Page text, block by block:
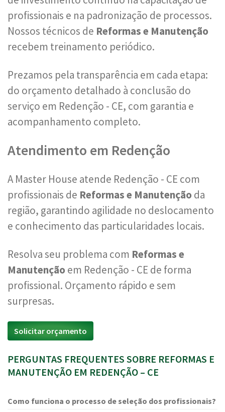
profissionais e na padronização de processos.
Nossos técnicos de Reformas e Manutenção
recebem treinamento periódico.
Prezamos pela transparência em cada etapa:
do orçamento detalhado à conclusão do
serviço em Redenção - CE, com garantia e
acompanhamento completo.
Atendimento em Redenção
A Master House atende Redenção - CE com
profissionais de Reformas e Manutenção da
região, garantindo agilidade no deslocamento
e conhecimento das particularidades locais.
Resolva seu problema com Reformas e
Manutenção em Redenção - CE de forma
profissional. Orçamento rápido e sem
surpresas.
Solicitar orçamento
PERGUNTAS FREQUENTES SOBRE REFORMAS E
MANUTENÇÃO EM REDENÇÃO – CE
Como funciona o processo de seleção dos profissionais?